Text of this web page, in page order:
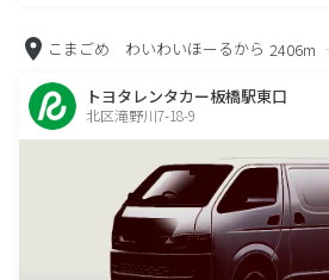
こまごめ わいわいほーるから 2406m
トヨタレンタカー板橋駅東口
北区滝野川7-18-9